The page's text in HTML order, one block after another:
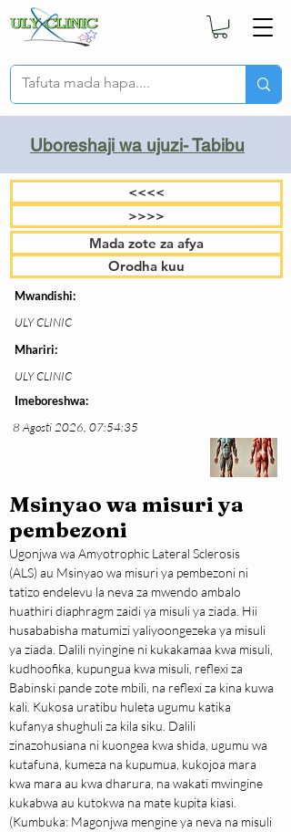
Uboreshaji wa ujuzi- Tabibu
<<<<
>>>>
Mada zote za afya
Orodha kuu
Mwandishi:
ULY CLINIC
Mhariri:
ULY CLINIC
Imeboreshwa:
8 Agosti 2026, 07:54:35
Msinyao wa misuri ya
pembezoni
Ugonjwa wa Amyotrophic Lateral Sclerosis
(ALS) au Msinyao wa misuri ya pembezoni ni
tatizo endelevu la neva za mwendo ambalo
huathiri diaphragm zaidi ya misuli ya ziada. Hii
husababisha matumizi yaliyoongezeka ya misuli
ya ziada. Dalili nyingine ni kukakamaa kwa misuli,
kudhoofika, kupungua kwa misuli, reflexi za
Babinski pande zote mbili, na reflexi za kina kuwa
kali. Kukosa uratibu huleta ugumu katika
kufanya shughuli za kila siku. Dalili
zinazohusiana ni kuongea kwa shida, ugumu wa
kutafuna, kumeza na kupumua, kukojoa mara
kwa mara au kwa dharura, na wakati mwingine
kukabwa au kutokwa na mate kupita kiasi.
(Kumbuka: Magonjwa mengine ya neva na misuli